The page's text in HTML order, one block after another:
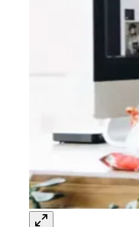
Taboão
Anuncie Regional
Guia Comercial
Selo Verificado
Portal Educacional
Agenda de Vestibulares
Vagas de Emprego
Concursos
Panorama Econômico